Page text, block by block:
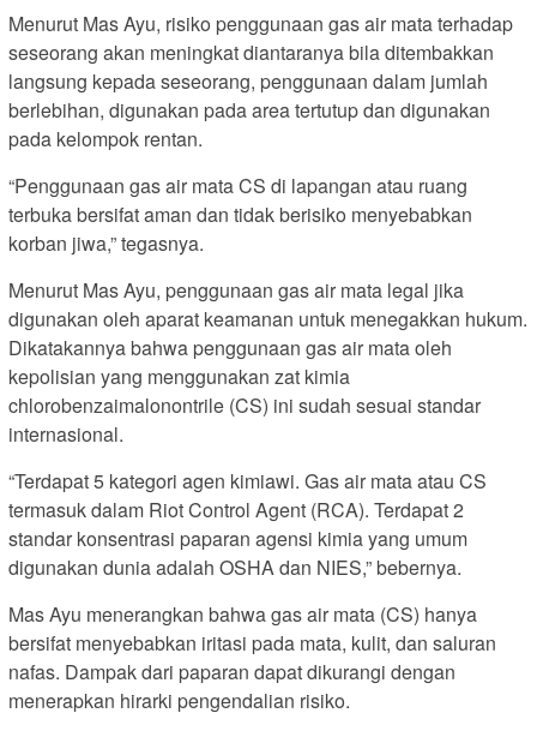
Menurut Mas Ayu, risiko penggunaan gas air mata terhadap
seseorang akan meningkat diantaranya bila ditembakkan
langsung kepada seseorang, penggunaan dalam jumlah
berlebihan, digunakan pada area tertutup dan digunakan
pada kelompok rentan.
“Penggunaan gas air mata CS di lapangan atau ruang
terbuka bersifat aman dan tidak berisiko menyebabkan
korban jiwa,” tegasnya.
Menurut Mas Ayu, penggunaan gas air mata legal jika
digunakan oleh aparat keamanan untuk menegakkan hukum.
Dikatakannya bahwa penggunaan gas air mata oleh
kepolisian yang menggunakan zat kimia
chlorobenzaimalonontrile (CS) ini sudah sesuai standar
internasional.
“Terdapat 5 kategori agen kimiawi. Gas air mata atau CS
termasuk dalam Riot Control Agent (RCA). Terdapat 2
standar konsentrasi paparan agensi kimia yang umum
digunakan dunia adalah OSHA dan NIES,” bebernya.
Mas Ayu menerangkan bahwa gas air mata (CS) hanya
bersifat menyebabkan iritasi pada mata, kulit, dan saluran
nafas. Dampak dari paparan dapat dikurangi dengan
menerapkan hirarki pengendalian risiko.